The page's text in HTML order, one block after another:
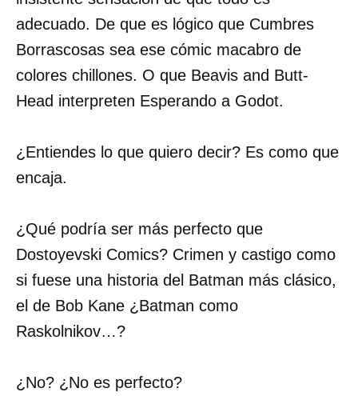
adecuado. De que es lógico que Cumbres
Borrascosas sea ese cómic macabro de
colores chillones. O que Beavis and Butt-
Head interpreten Esperando a Godot.
¿Entiendes lo que quiero decir? Es como que
encaja.
¿Qué podría ser más perfecto que
Dostoyevski Comics? Crimen y castigo como
si fuese una historia del Batman más clásico,
el de Bob Kane ¿Batman como
Raskolnikov…?
¿No? ¿No es perfecto?